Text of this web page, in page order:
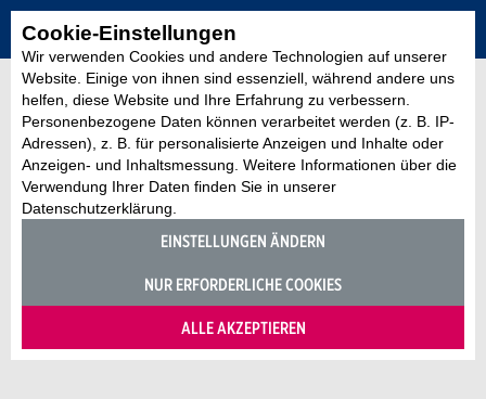
Cookie-Einstellungen
Wir verwenden Cookies und andere Technologien auf unserer
Website. Einige von ihnen sind essenziell, während andere uns
helfen, diese Website und Ihre Erfahrung zu verbessern.
Personenbezogene Daten können verarbeitet werden (z. B. IP-
Adressen), z. B. für personalisierte Anzeigen und Inhalte oder
Anzeigen- und Inhaltsmessung. Weitere Informationen über die
Verwendung Ihrer Daten finden Sie in unserer
Datenschutzerklärung.
EINSTELLUNGEN ÄNDERN
NUR ERFORDERLICHE COOKIES
ALLE AKZEPTIEREN